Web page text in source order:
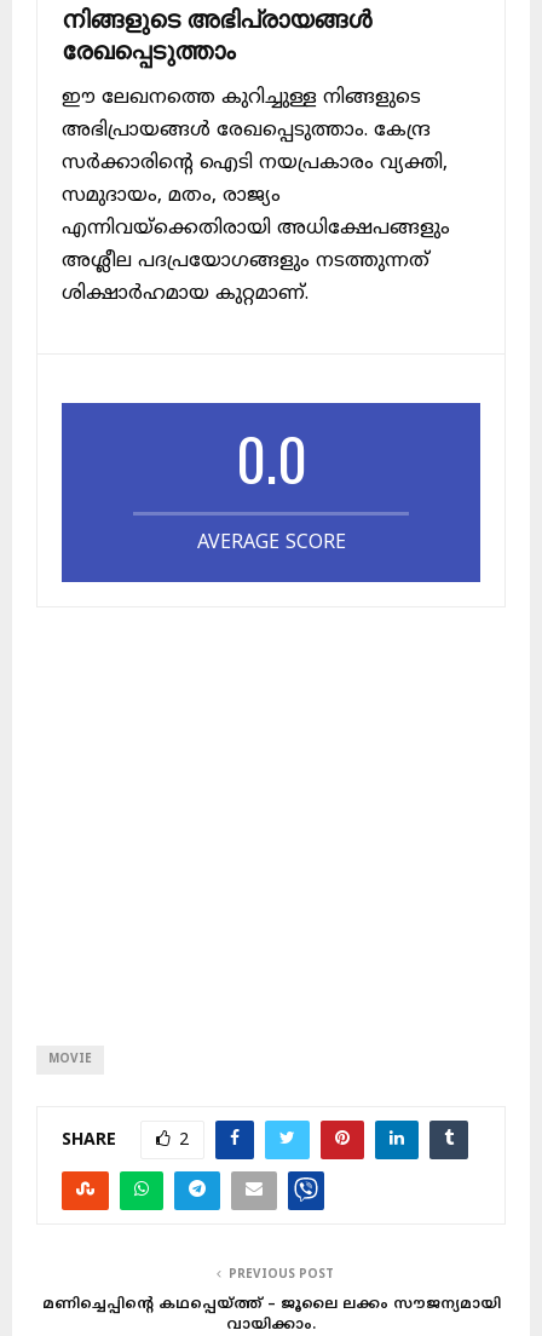
നിങ്ങളുടെ അഭിപ്രായങ്ങൾ
രേഖപ്പെടുത്താം
ഈ ലേഖനത്തെ കുറിച്ചുള്ള നിങ്ങളുടെ
അഭിപ്രായങ്ങൾ രേഖപ്പെടുത്താം. കേന്ദ്ര
സർക്കാരിന്റെ ഐടി നയപ്രകാരം വ്യക്തി,
സമുദായം, മതം, രാജ്യം
എന്നിവയ്ക്കെതിരായി അധിക്ഷേപങ്ങളും
അശ്ലീല പദപ്രയോഗങ്ങളും നടത്തുന്നത്
ശിക്ഷാർഹമായ കുറ്റമാണ്.
0.0
AVERAGE SCORE
MOVIE
SHARE 2
PREVIOUS POST
മണിച്ചെപ്പിന്റെ കഥപ്പെയ്ത്ത് – ജൂലൈ ലക്കം സൗജന്യമായി
വായിക്കാം.